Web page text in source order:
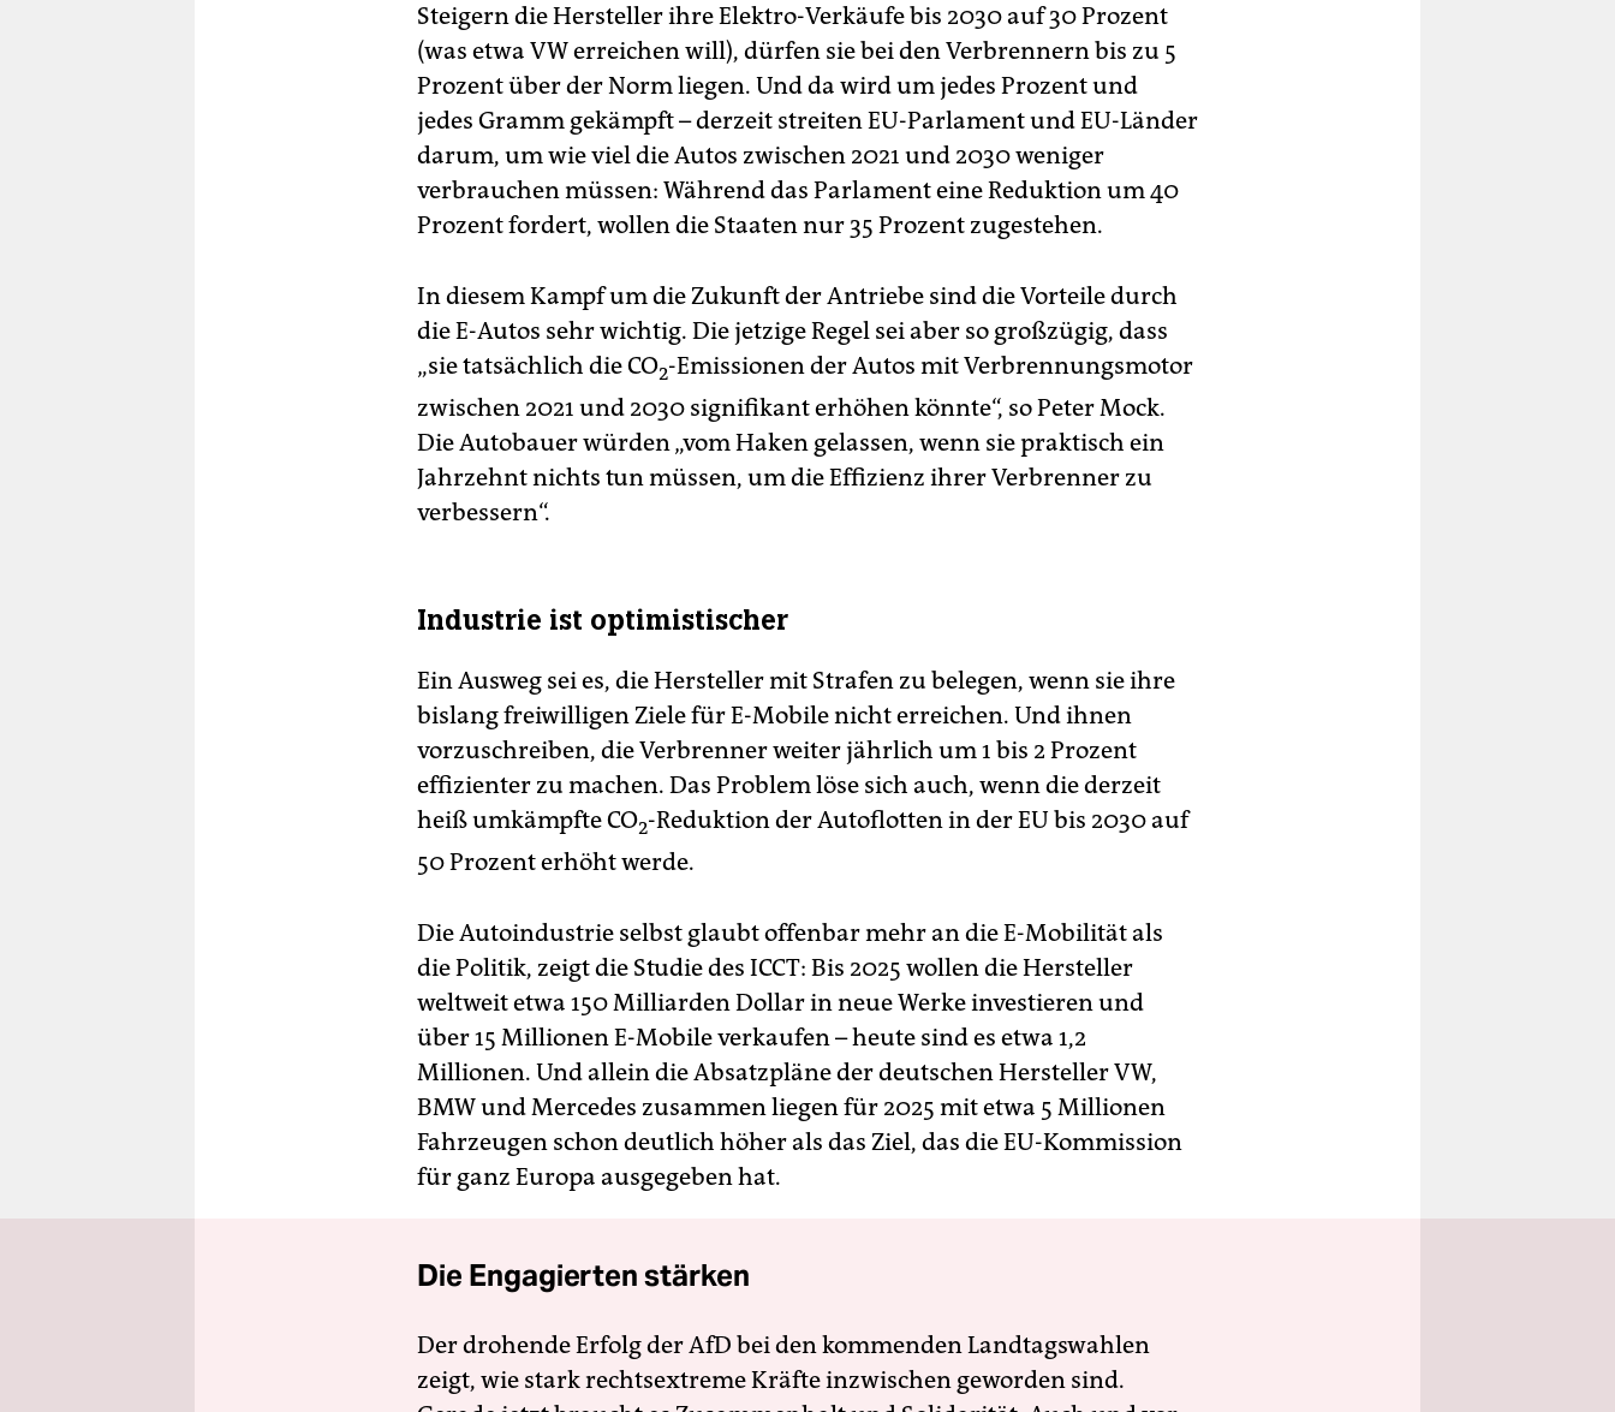
Steigern die Hersteller ihre Elektro-Verkäufe bis 2030 auf 30 Prozent
(was etwa VW erreichen will), dürfen sie bei den Verbrennern bis zu 5
Prozent über der Norm liegen. Und da wird um jedes Prozent und
jedes Gramm gekämpft – derzeit streiten EU-Parlament und EU-Länder
darum, um wie viel die Autos zwischen 2021 und 2030 weniger
verbrauchen müssen: Während das Parlament eine Reduktion um 40
Prozent fordert, wollen die Staaten nur 35 Prozent zugestehen.
In diesem Kampf um die Zukunft der Antriebe sind die Vorteile durch
die E-Autos sehr wichtig. Die jetzige Regel sei aber so großzügig, dass
„sie tatsächlich die CO2-Emissionen der Autos mit Verbrennungsmotor
zwischen 2021 und 2030 signifikant erhöhen könnte“, so Peter Mock.
Die Autobauer würden „vom Haken gelassen, wenn sie praktisch ein
Jahrzehnt nichts tun müssen, um die Effizienz ihrer Verbrenner zu
verbessern“.
Industrie ist optimistischer
Ein Ausweg sei es, die Hersteller mit Strafen zu belegen, wenn sie ihre
bislang freiwilligen Ziele für E-Mobile nicht erreichen. Und ihnen
vorzuschreiben, die Verbrenner weiter jährlich um 1 bis 2 Prozent
effizienter zu machen. Das Problem löse sich auch, wenn die derzeit
heiß umkämpfte CO2-Reduktion der Autoflotten in der EU bis 2030 auf
50 Prozent erhöht werde.
Die Autoindustrie selbst glaubt offenbar mehr an die E-Mobilität als
die Politik, zeigt die Studie des ICCT: Bis 2025 wollen die Hersteller
weltweit etwa 150 Milliarden Dollar in neue Werke investieren und
über 15 Millionen E-Mobile verkaufen – heute sind es etwa 1,2
Millionen. Und allein die Absatzpläne der deutschen Hersteller VW,
BMW und Mercedes zusammen liegen für 2025 mit etwa 5 Millionen
Fahrzeugen schon deutlich höher als das Ziel, das die EU-Kommission
für ganz Europa ausgegeben hat.
Die Engagierten stärken
Der drohende Erfolg der AfD bei den kommenden Landtagswahlen
zeigt, wie stark rechtsextreme Kräfte inzwischen geworden sind.